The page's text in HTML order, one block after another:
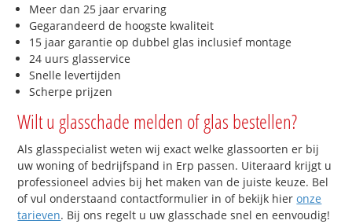
Meer dan 25 jaar ervaring
Gegarandeerd de hoogste kwaliteit
15 jaar garantie op dubbel glas inclusief montage
24 uurs glasservice
Snelle levertijden
Scherpe prijzen
Wilt u glasschade melden of glas bestellen?
Als glasspecialist weten wij exact welke glassoorten er bij
uw woning of bedrijfspand in Erp passen. Uiteraard krijgt u
professioneel advies bij het maken van de juiste keuze. Bel
of vul onderstaand contactformulier in of bekijk hieronze
tarieven. Bij ons regelt u uw glasschade snel en eenvoudig!